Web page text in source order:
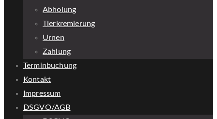
Abholung
Tierkremierung
Urnen
Zahlung
Terminbuchung
Kontakt
Impressum
DSGVO/AGB